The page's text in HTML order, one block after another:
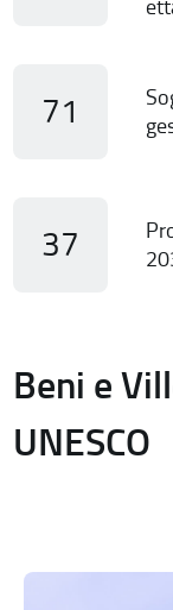
71
37
Beni e
UNESCO